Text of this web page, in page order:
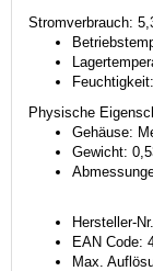
Stromverbrauch:
Physische
Gehäuse:
Gewicht:
Hersteller-
EAN Code:
Max.